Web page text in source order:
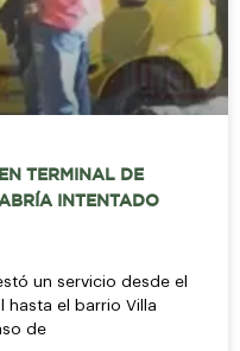
TERMINAL DE
INTENTADO
un servicio desde el
hasta el barrio Villa
de